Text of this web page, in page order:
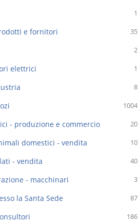
1
35
e fornitori
2
1
elettrici
8
1004
20
- produzione e commercio
10
domestici - vendita
40
- vendita
3
- macchinari
87
la Santa Sede
186